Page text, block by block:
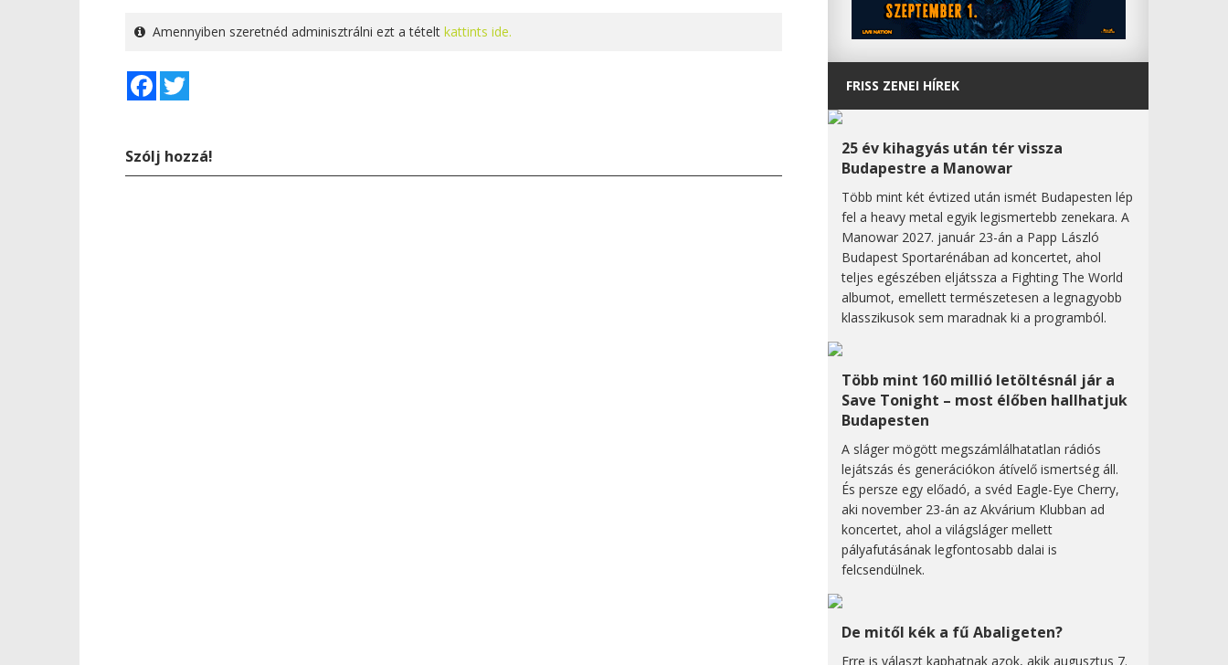
Amennyiben szeretnéd adminisztrálni ezt a tételt kattints ide.
Facebook
Szólj hozzá!
FRISS ZENEI HÍREK
25 év kihagyás után tér vissza
Budapestre a Manowar
Több mint két évtized után ismét Budapesten lép
fel a heavy metal egyik legismertebb zenekara. A
Manowar 2027. január 23-án a Papp László
Budapest Sportarénában ad koncertet, ahol
teljes egészében eljátssza a Fighting The World
albumot, emellett természetesen a legnagyobb
klasszikusok sem maradnak ki a programból.
Több mint 160 millió letöltésnál jár a
Save Tonight – most élőben hallhatjuk
Budapesten
A sláger mögött megszámlálhatatlan rádiós
lejátszás és generációkon átívelő ismertség áll.
És persze egy előadó, a svéd Eagle-Eye Cherry,
aki november 23-án az Akvárium Klubban ad
koncertet, ahol a világsláger mellett
pályafutásának legfontosabb dalai is
felcsendülnek.
De mitől kék a fű Abaligeten?
Erre is választ kaphatnak azok, akik augusztus 7.